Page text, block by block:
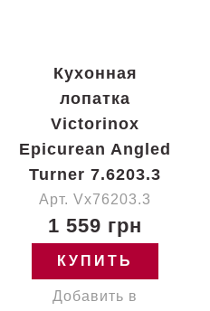
Кухонная
лопатка
Victorinox
Epicurean Angled
Turner 7.6203.3
Арт. Vx76203.3
1 559 грн
КУПИТЬ
Добавить в